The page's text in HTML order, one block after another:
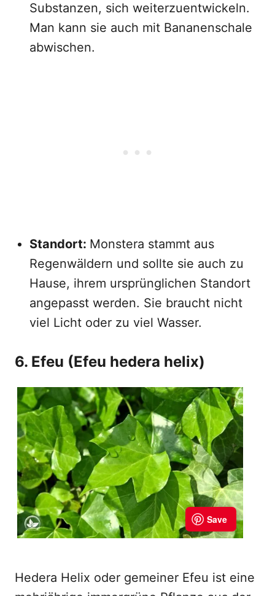
Substanzen, sich weiterzuentwickeln.
Man kann sie auch mit Bananenschale
abwischen.
Standort: Monstera stammt aus
Regenwäldern und sollte sie auch zu
Hause, ihrem ursprünglichen Standort
angepasst werden. Sie braucht nicht
viel Licht oder zu viel Wasser.
6. Efeu (Efeu hedera helix)
Hedera Helix oder gemeiner Efeu ist eine